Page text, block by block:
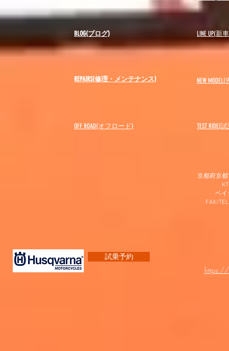
BLOG(ブログ) LINE UP(新
REPAIRS(修理・メンテナンス) NEW MODEL(
OFF ROAD(オフロード) ​TEST RIDE(
京都府京
ベイ
FAX/
試乗予約
https://